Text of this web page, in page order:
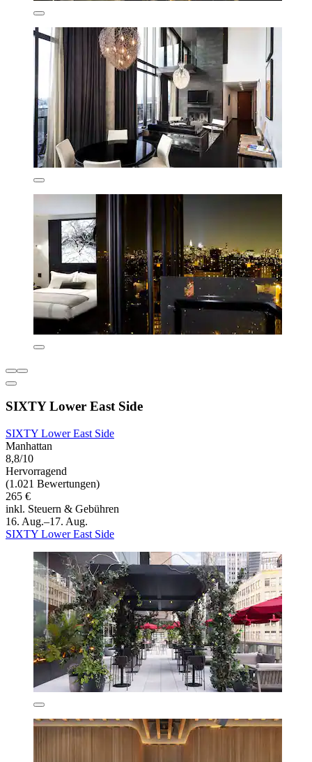
SIXTY Lower East Side
SIXTY Lower East Side
Manhattan
8,8/10
Hervorragend
(1.021 Bewertungen)
265 €
inkl. Steuern & Gebühren
16. Aug.–17. Aug.
SIXTY Lower East Side